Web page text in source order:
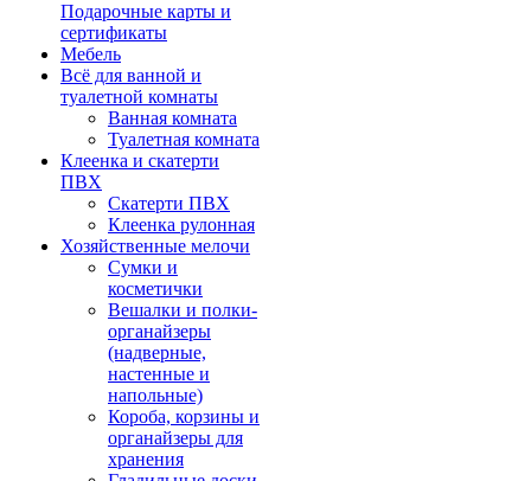
Подарочные карты и
сертификаты
Мебель
Всё для ванной и
туалетной комнаты
Ванная комната
Туалетная комната
Клеенка и скатерти
ПВХ
Скатерти ПВХ
Клеенка рулонная
Хозяйственные мелочи
Сумки и
косметички
Вешалки и полки-
органайзеры
(надверные,
настенные и
напольные)
Короба, корзины и
органайзеры для
хранения